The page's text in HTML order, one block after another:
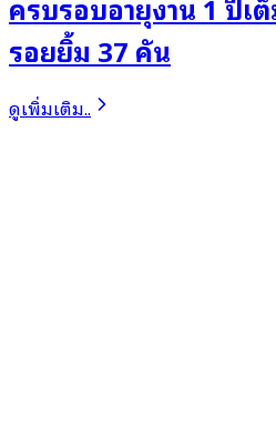
รอยยิ้ม 37 คัน
ดูเพิ่มเติม..